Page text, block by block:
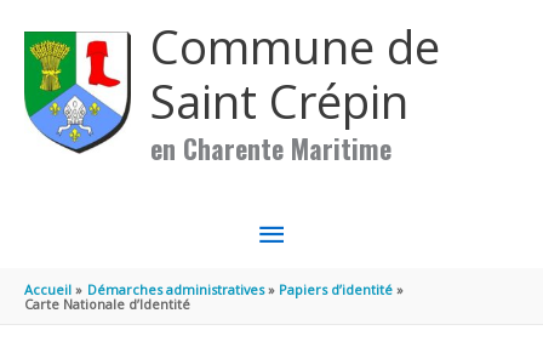
Commune de
Saint Crépin
en Charente Maritime
MENU
PRINCIPAL
Accueil Démarches administratives
Papiers d’identité
Carte Nationale d’Identité